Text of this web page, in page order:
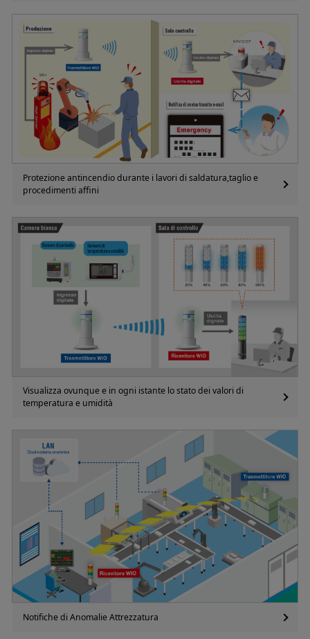
Protezione antincendio durante i lavori di saldatura,taglio e
procedimenti affini
Visualizza ovunque e in ogni istante lo stato dei valori di
temperatura e umidità
Notifiche di Anomalie Attrezzatura